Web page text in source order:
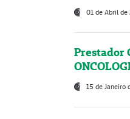
01 de Abril de
Prestador
15 de Janeiro